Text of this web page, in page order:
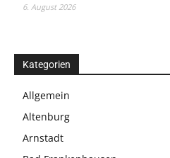
6. August 2026
Kategorien
Allgemein
Altenburg
Arnstadt